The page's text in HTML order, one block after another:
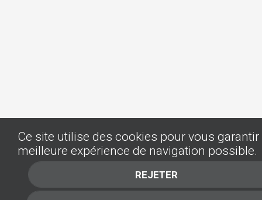
Ce site utilise des cookies pour vous garantir
meilleure expérience de navigation possible.
REJETER